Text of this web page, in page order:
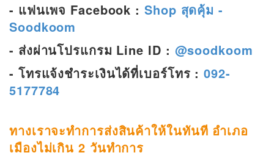
- แฟนเพจ Facebook :Shop สุดคุ้ม -
Soodkoom
- ส่งผ่านโปรแกรม Line ID : @soodkoom
- โทรแจ้งชำระเงินได้ที่เบอร์โทร :092-
5177784
ทางเราจะทำการส่งสินค้าให้ในทันที อำเภอ
เมืองไม่เกิน 2 วันทำการ